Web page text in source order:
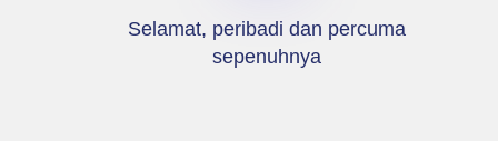
Selamat, peribadi dan percuma
sepenuhnya